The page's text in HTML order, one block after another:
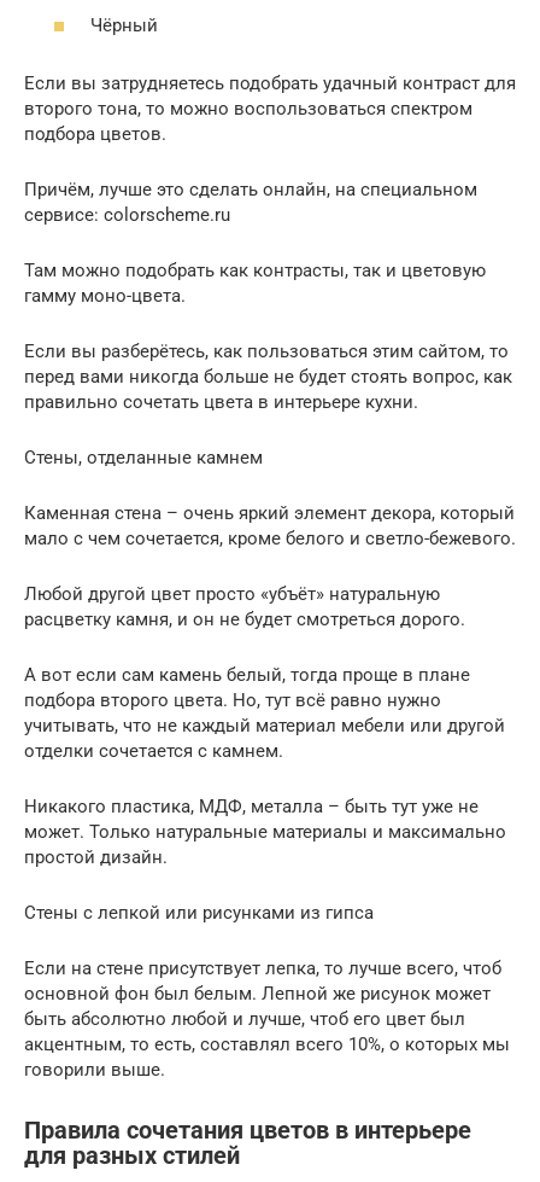
Чёрный
Если вы затрудняетесь подобрать удачный контраст для
второго тона, то можно воспользоваться спектром
подбора цветов.
Причём, лучше это сделать онлайн, на специальном
сервисе: colorscheme.ru
Там можно подобрать как контрасты, так и цветовую
гамму моно-цвета.
Если вы разберётесь, как пользоваться этим сайтом, то
перед вами никогда больше не будет стоять вопрос, как
правильно сочетать цвета в интерьере кухни.
Стены, отделанные камнем
Каменная стена – очень яркий элемент декора, который
мало с чем сочетается, кроме белого и светло-бежевого.
Любой другой цвет просто «убъёт» натуральную
расцветку камня, и он не будет смотреться дорого.
А вот если сам камень белый, тогда проще в плане
подбора второго цвета. Но, тут всё равно нужно
учитывать, что не каждый материал мебели или другой
отделки сочетается с камнем.
Никакого пластика, МДФ, металла – быть тут уже не
может. Только натуральные материалы и максимально
простой дизайн.
Стены с лепкой или рисунками из гипса
Если на стене присутствует лепка, то лучше всего, чтоб
основной фон был белым. Лепной же рисунок может
быть абсолютно любой и лучше, чтоб его цвет был
акцентным, то есть, составлял всего 10%, о которых мы
говорили выше.
Правила сочетания цветов в интерьере
для разных стилей